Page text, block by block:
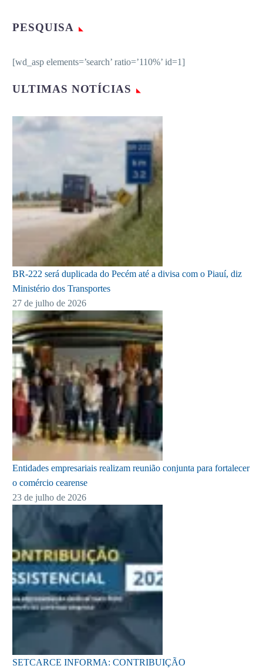
PESQUISA
[wd_asp elements=’search’ ratio=’110%’ id=1]
ULTIMAS NOTÍCIAS
BR-222 será duplicada do Pecém até a divisa com o Piauí, diz
Ministério dos Transportes
27 de julho de 2026
Entidades empresariais realizam reunião conjunta para fortalecer
o comércio cearense
23 de julho de 2026
SETCARCE INFORMA: CONTRIBUIÇÃO